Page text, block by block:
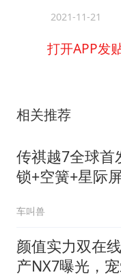
2021-11-21
打开APP发
相关推荐
传祺越7全球首
锁+空簧+星际
车叫兽
颜值实力双在
产NX7曝光，